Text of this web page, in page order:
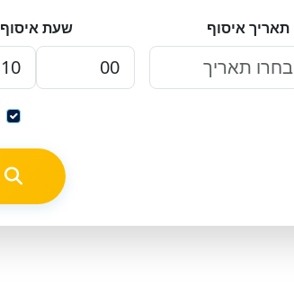
תאריך איסוף שעת איסוף